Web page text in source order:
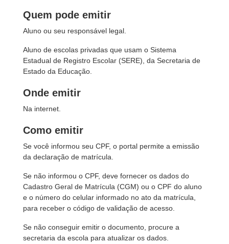
Quem pode emitir
Aluno ou seu responsável legal.
Aluno de escolas privadas que usam o Sistema
Estadual de Registro Escolar (SERE), da Secretaria de
Estado da Educação.
Onde emitir
Na internet.
Como emitir
Se você informou seu CPF, o portal permite a emissão
da declaração de matrícula.
Se não informou o CPF, deve fornecer os dados do
Cadastro Geral de Matrícula (CGM) ou o CPF do aluno
e o número do celular informado no ato da matrícula,
para receber o código de validação de acesso.
Se não conseguir emitir o documento, procure a
secretaria da escola para atualizar os dados.